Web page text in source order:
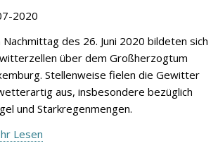
2020
Nachmittag des 26. Juni 2020 bildeten sich
über dem Großherzogtum
Stellenweise fielen die Gewitter
aus, insbesondere bezüglich
und Starkregenmengen.
Lesen